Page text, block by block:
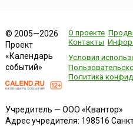
© 2005—2026
Проект
«Календарь
событий»
О проекте
Контакты
Условия
Политика
Учредитель — ООО «Квантор»
Адрес учредителя: 198516